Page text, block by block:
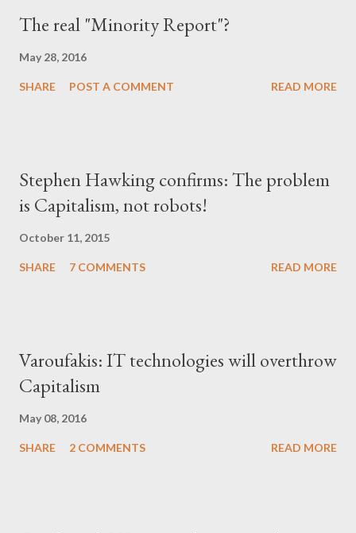
The real "Minority Report"?
May 28, 2016
SHARE POST A COMMENT READ MORE
Stephen Hawking confirms: The problem
is Capitalism, not robots!
October 11, 2015
SHARE 7 COMMENTS READ MORE
Varoufakis: IT technologies will overthrow
Capitalism
May 08, 2016
SHARE 2 COMMENTS READ MORE